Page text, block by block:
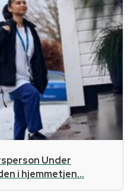
Under
i hjemmetjen...